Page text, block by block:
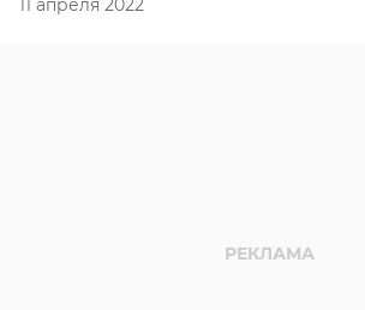
11 апреля 2022